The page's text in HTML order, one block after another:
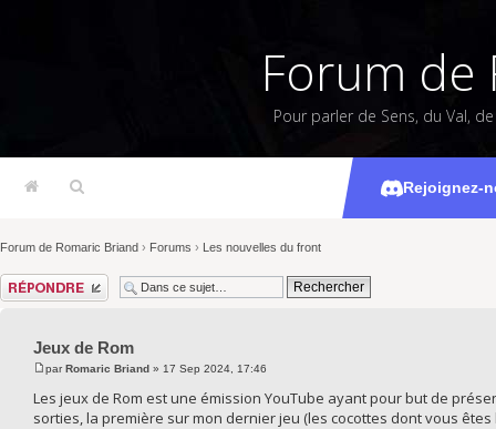
Forum de
Pour parler de Sens, du Val,
Rejoignez-
Forum de Romaric Briand › Forums › Les nouvelles du front
Répondre
Jeux de Rom
parRomaric Briand » 17 Sep 2024, 17:46
Les jeux de Rom est une émission YouTube ayant pour but de
sorties, la première sur mon dernier jeu (les cocottes dont vous